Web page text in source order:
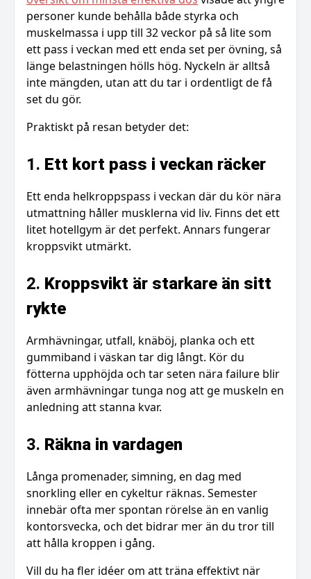
personer kunde behålla både styrka och
muskelmassa i upp till 32 veckor på så lite som
ett pass i veckan med ett enda set per övning, så
länge belastningen hölls hög. Nyckeln är alltså
inte mängden, utan att du tar i ordentligt de få
set du gör.
Praktiskt på resan betyder det:
1. Ett kort pass i veckan räcker
Ett enda helkroppspass i veckan där du kör nära
utmattning håller musklerna vid liv. Finns det ett
litet hotellgym är det perfekt. Annars fungerar
kroppsvikt utmärkt.
2. Kroppsvikt är starkare än sitt
rykte
Armhävningar, utfall, knäböj, planka och ett
gummiband i väskan tar dig långt. Kör du
fötterna upphöjda och tar seten nära failure blir
även armhävningar tunga nog att ge muskeln en
anledning att stanna kvar.
3. Räkna in vardagen
Långa promenader, simning, en dag med
snorkling eller en cykeltur räknas. Semester
innebär ofta mer spontan rörelse än en vanlig
kontorsvecka, och det bidrar mer än du tror till
att hålla kroppen i gång.
Vill du ha fler idéer om att träna effektivt när